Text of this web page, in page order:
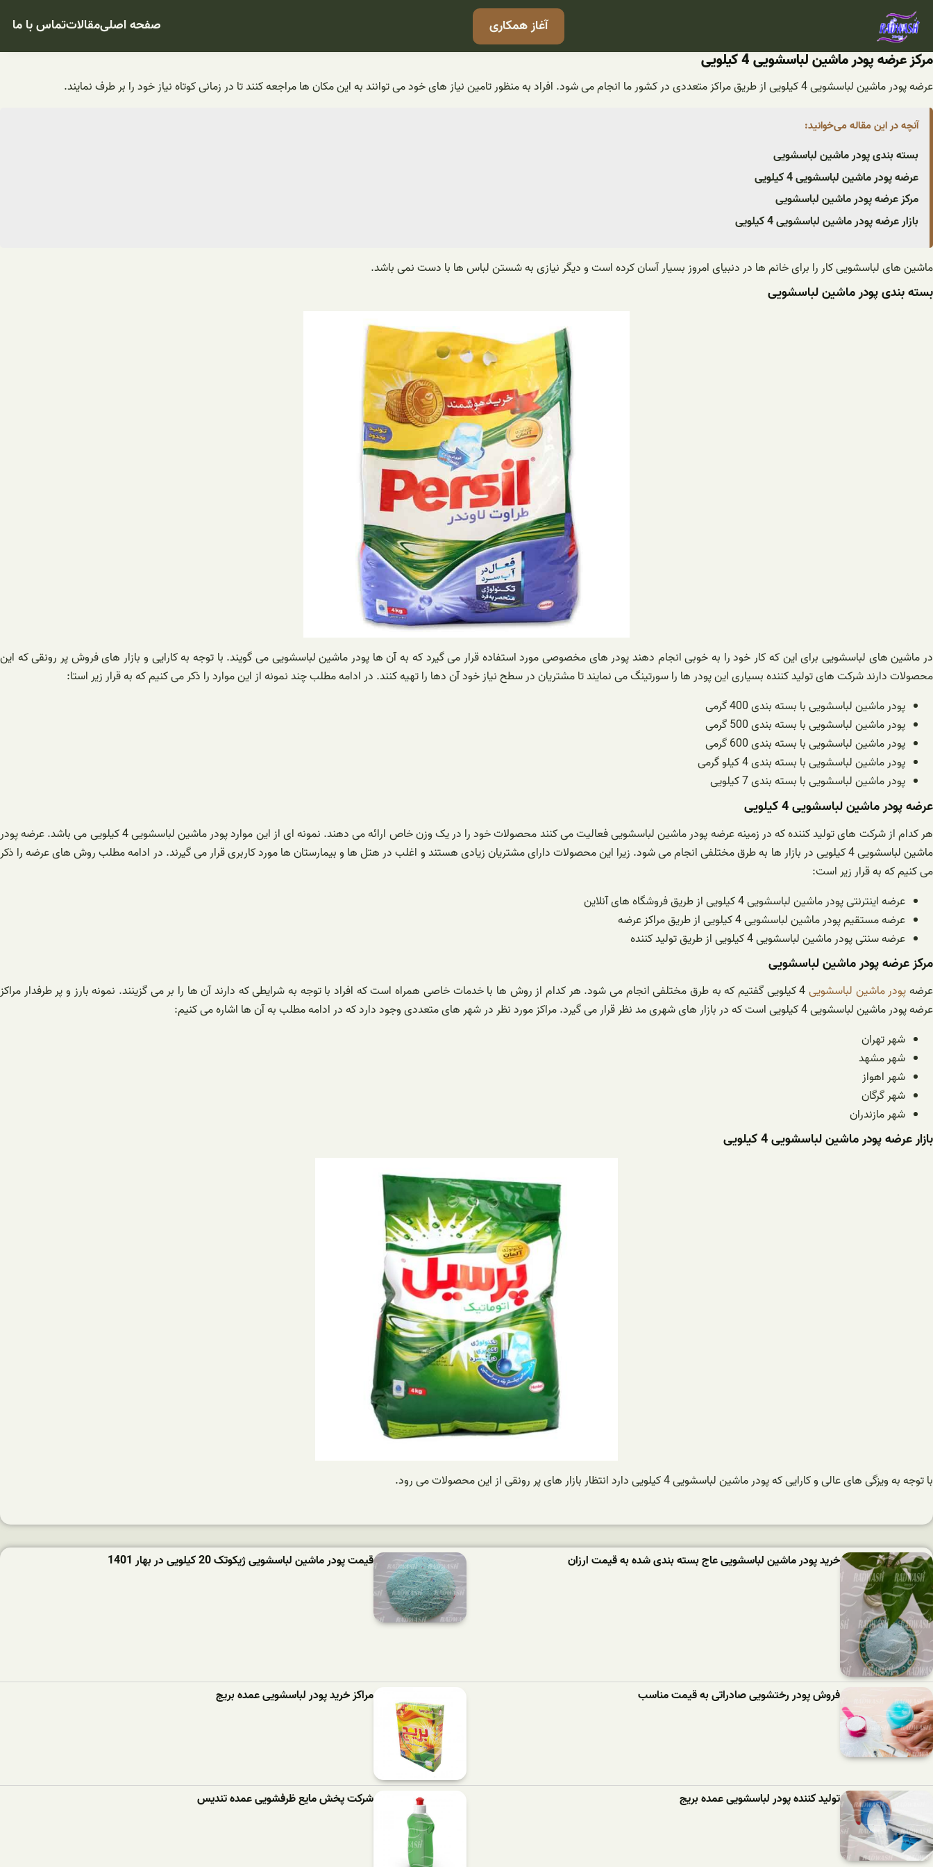
رفتن
آغاز همکاری صفحه اصلیمقالاتتماس با ما
مرکز عرضه پودر ماشین لباسشویی 4 کیلویی
عرضه پودر ماشین لباسشویی 4 کیلویی از طریق مراکز متعددی در کشور ما انجام می شود. افراد به منظور تامین نیاز های خود می توانند به این مکان ها مراجعه کنند تا در زمانی کوتاه نیاز خود را بر طرف نمایند.
آنچه در این مقاله می‌خوانید:
بسته بندی پودر ماشین لباسشویی
عرضه پودر ماشین لباسشویی 4 کیلویی
مرکز عرضه پودر ماشین لباسشویی
بازار عرضه پودر ماشین لباسشویی 4 کیلویی
ماشین های لباسشویی کار را برای خانم ها در دنبیای امروز بسیار آسان کرده است و دیگر نیازی به شستن لباس ها با دست نمی باشد.
بسته بندی پودر ماشین لباسشویی
در ماشین های لباسشویی برای این که کار خود را به خوبی انجام دهند پودر های مخصوصی مورد استفاده قرار می گیرد که به آن ها پودر ماشین لباسشویی می گویند. با توجه به کارایی و بازار های فروش پر رونقی که این
محصولات دارند شرکت های تولید کننده بسیاری این پودر ها را سورتینگ می نمایند تا مشتریان در سطح نیاز خود آن دها را تهیه کنند. در ادامه مطلب چند نمونه از این موارد را ذکر می کنیم که به قرار زیر استا:
پودر ماشین لباسشویی با بسته بندی 400 گرمی
پودر ماشین لباسشویی با بسته بندی 500 گرمی
پودر ماشین لباسشویی با بسته بندی 600 گرمی
پودر ماشین لباسشویی با بسته بندی 4 کیلو گرمی
پودر ماشین لباسشویی با بسته بندی 7 کیلویی
عرضه پودر ماشین لباسشویی 4 کیلویی
هر کدام از شرکت های تولید کننده که در زمینه عرضه پودر ماشین لباسشویی فعالیت می کنند محصولات خود را در یک وزن خاص ارائه می دهند. نمونه ای از این موارد پودر ماشین لباسشویی 4 کیلویی می باشد. عرضه پودر
ماشین لباسشویی 4 کیلویی در بازار ها به طرق مختلفی انجام می شود. زیرا این محصولات دارای مشتریان زیادی هستند و اغلب در هتل ها و بیمارستان ها مورد کاربری قرار می گیرند. در ادامه مطلب روش های عرضه را ذکر
می کنیم که به قرار زیر است:
عرضه اینترنتی پودر ماشین لباسشویی 4 کیلویی از طریق فروشگاه های آنلاین
عرضه مستقیم پودر ماشین لباسشویی 4 کیلویی از طریق مراکز عرضه
عرضه سنتی پودر ماشین لباسشویی 4 کیلویی از طریق تولید کننده
مرکز عرضه پودر ماشین لباسشویی
عرضهپودر ماشین لباسشویی 4 کیلویی گفتیم که به طرق مختلفی انجام می شود. هر کدام از روش ها با خدمات خاصی همراه است که افراد با توجه به شرایطی که دارند آن ها را بر می گزینند. نمونه بارز و پر طرفدار مراکز
عرضه پودر ماشین لباسشویی 4 کیلویی است که در بازار های شهری مد نظر قرار می گیرد. مراکز مورد نظر در شهر های متعددی وجود دارد که در ادامه مطلب به آن ها اشاره می کنیم:
شهر تهران
شهر مشهد
شهر اهواز
شهر گرگان
شهر مازندران
بازار عرضه پودر ماشین لباسشویی 4 کیلویی
با توجه به ویزگی های عالی و کارایی که پودر ماشین لباسشویی 4 کیلویی دارد انتظار بازار های پر رونقی از این محصولات می رود.
خرید پودر ماشین لباسشویی عاج بسته بندی شده به قیمت ارزان قیمت پودر ماشین لباسشویی ژیکوتک 20 کیلویی در بهار 1401
فروش پودر رختشویی صادراتی به قیمت مناسب مراکز خرید پودر لباسشویی عمده بریج
تولید کننده پودر لباسشویی عمده بریج شرکت پخش مایع ظرفشویی عمده تندیس